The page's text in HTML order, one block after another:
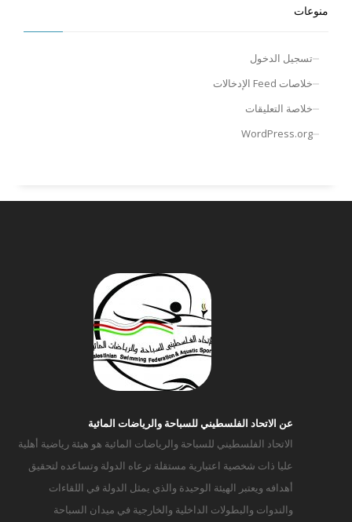
منوعات
تسجيل الدخول
خلاصات Feed الإدخالات
خلاصة التعليقات
WordPress.org
عن الاتحاد الفلسطيني للسباحة والرياضات المائية
الاتحاد الفلسطيني للسباحة والرياضات المائية هو هيئة رياضية أهلية
عليا ذات شخصية اعتبارية مستقلة ترعاه الدولة وتساعده لتحقيق
أهدافه ويعتبر الهيئة الوحيدة والذي يمثل الدولة في اللقاءات
والندوات والبطولات الداخلية والخارجية في ميدان السباحة